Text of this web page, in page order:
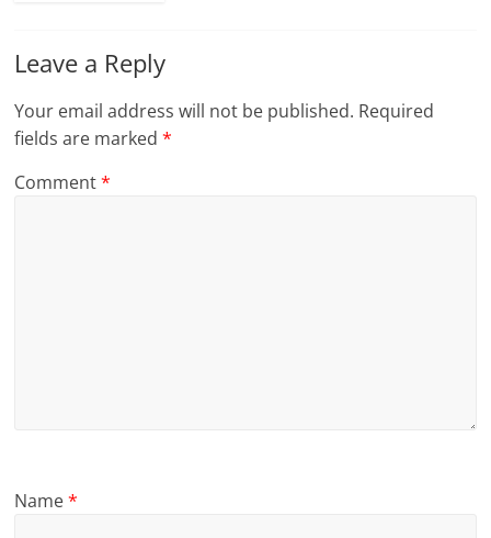
Leave a Reply
Your email address will not be published. Required
fields are marked*
Comment*
Name*